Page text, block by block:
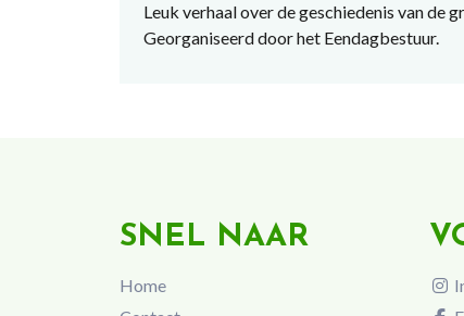
Leuk verhaal over de geschiedenis van
Georganiseerd door het Eendagbestuur.
SNEL NAAR
Home